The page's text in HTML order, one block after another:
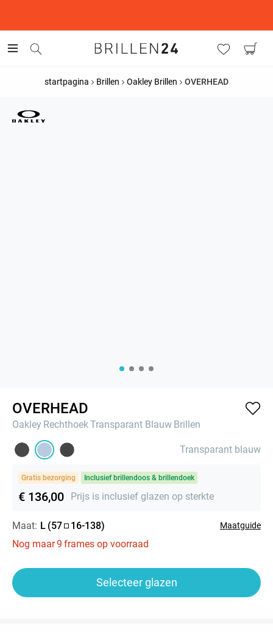
startpagina Brillen Oakley Brillen OVERHEAD
OVERHEAD
Oakley RechthoekTransparant Blauw Brillen
Transparant blauw
Gratis bezorging Inclusief brillendoos & brillendoek
€ 136,00 Prijs is inclusief glazen op sterkte
Maat: L (57 16-138) Maatguide
Nog maar9 frames op voorraad
Selecteer glazen